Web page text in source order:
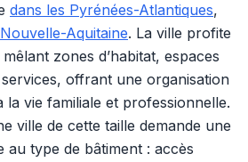
dans les Pyrénées-Atlantiques,
Nouvelle-Aquitaine. La ville profite
zones d’habitat, espaces
offrant une organisation
la vie familiale et professionnelle.
ville de cette taille demande une
au type de bâtiment : accès